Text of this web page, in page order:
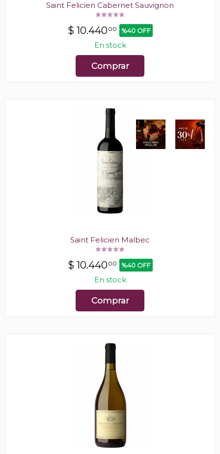
Saint Felicien Cabernet Sauvignon
$ 10.44000 %40 OFF
En stock
Comprar
Saint Felicien Malbec
$ 10.44000 %40 OFF
En stock
Comprar